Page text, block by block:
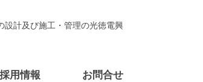
設計及び施工・管理の光徳電興
採用情報 お問合せ